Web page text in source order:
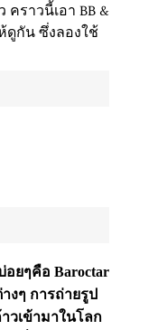
คราวนี้เอา BB &
ดูกัน ซึ่งลองใช้
อยๆคือ Baroctar
งๆ การถ่ายรูป
วเข้ามาในโลก